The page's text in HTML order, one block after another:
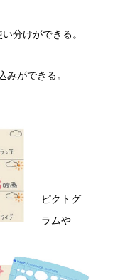
分けができる。
みができる。
ピクトグ
ラムや